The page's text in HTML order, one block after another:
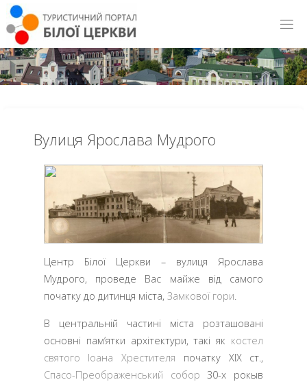
Вулиця Ярослава Мудрого
Центр Білої Церкви – вулиця Ярослава
Мудрого, проведе Вас майже від самого
початку до дитинця міста, Замкової гори.
В центральній частині міста розташовані
основні пам’ятки архітектури, такі як костел
святого Іоана Хрестителя початку XIX ст.,
Спасо-Преображенський собор 30-х рокыв